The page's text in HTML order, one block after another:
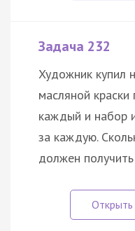
Задача 232
Художник купил
масляной краски
каждый и набор
за каждую.
должен